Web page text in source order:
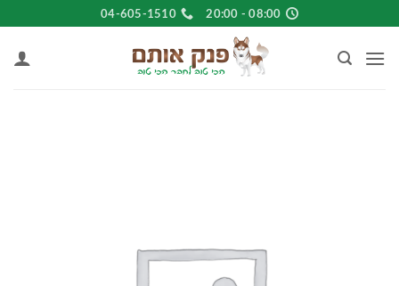
to
content
08:00 - 20:00
04-605-1510